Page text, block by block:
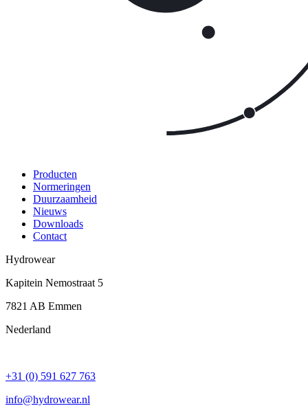
Producten
Normeringen
Duurzaamheid
Nieuws
Downloads
Contact
Hydrowear
Kapitein Nemostraat 5
7821 AB Emmen
Nederland
+31 (0) 591 627 763
info@hydrowear.nl